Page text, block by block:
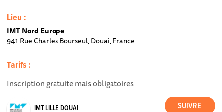
Lieu :
IMT Nord Europe
941 Rue Charles Bourseul, Douai, France
Tarifs :
Inscription gratuite mais obligatoires
IMT LILLE DOUAI